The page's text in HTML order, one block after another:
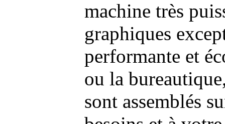
machine très
graphiques
performante et
ou la
sont assemblés